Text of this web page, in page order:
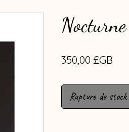
Nocturne
350,00 £GB
Rupture de stock